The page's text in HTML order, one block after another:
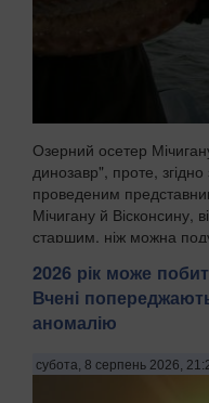
Озерний осетер
динозавр", проте,
проведеним
Мічигану й Вісконсину,
старшим, ніж можна
2026 рік може
Вчені
аномалію
субота, 8 серпень 2026,